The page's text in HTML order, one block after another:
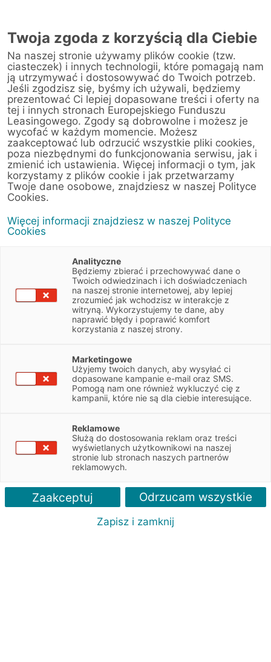
PRZEDSTAWICIEL
W CZĘSTOCHOWIE
Samochód w leasing na firmę? Skorzystaj z elastycznej oferty EFL!
Leasing samochodów ciężarowych
EFL ułatwi jego zakup!
Sprawdź szczegóły
Twoja zgoda z korzyścią dla Ciebie
Na naszej stronie używamy plików cookie (tzw.
ciasteczek) i innych technologii, które pomagają nam
ją utrzymywać i dostosowywać do Twoich potrzeb.
Jeśli zgodzisz się, byśmy ich używali, będziemy
prezentować Ci lepiej dopasowane treści i oferty na
tej i innych stronach Europejskiego Funduszu
Leasingowego. Zgody są dobrowolne i możesz je
wycofać w każdym momencie. Możesz
zaakceptować lub odrzucić wszystkie pliki cookies,
poza niezbędnymi do funkcjonowania serwisu, jak i
zmienić ich ustawienia. Więcej informacji o tym, jak
korzystamy z plików cookie i jak przetwarzamy
Twoje dane osobowe, znajdziesz w naszej Polityce
Cookies.
Więcej informacji znajdziesz w naszej Polityce
Cookies
Analityczne
Będziemy zbierać i przechowywać dane o
Twoich odwiedzinach i ich doświadczeniach
na naszej stronie internetowej, aby lepiej
zrozumieć jak wchodzisz w interakcje z
witryną. Wykorzystujemy te dane, aby
naprawić błędy i poprawić komfort
korzystania z naszej strony.
Marketingowe
Użyjemy twoich danych, aby wysyłać ci
dopasowane kampanie e-mail oraz SMS.
Pomogą nam one również wykluczyć cię z
kampanii, które nie są dla ciebie interesujące.
Reklamowe
Służą do dostosowania reklam oraz treści
wyświetlanych użytkownikowi na naszej
stronie lub stronach naszych partnerów
reklamowych.
Zaakceptuj Odrzucam wszystkie
Zapisz i zamknij